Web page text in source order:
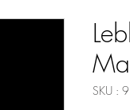
SKU :